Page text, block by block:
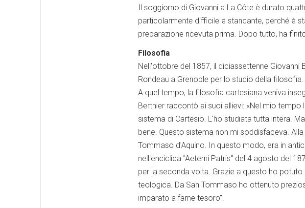
Il soggiorno di Giovanni a La Côte è durato
particolarmente difficile e stancante, perché è
preparazione ricevuta prima. Dopo tutto, ha
Filosofia
Nell'ottobre del 1857, il diciassettenne Giovanni
Rondeau a Grenoble per lo studio della filosofia.
A quel tempo, la filosofia cartesiana veniva
Berthier raccontò ai suoi allievi: «Nel mio
sistema di Cartesio. L'ho studiata tutta intera.
bene. Questo sistema non mi soddisfaceva.
Tommaso d'Aquino. In questo modo, era in
nell'enciclica "Aeterni Patris" del 4 agosto del
per la seconda volta. Grazie a questo ho
teologica. Da San Tommaso ho ottenuto
imparato a farne tesoro”.